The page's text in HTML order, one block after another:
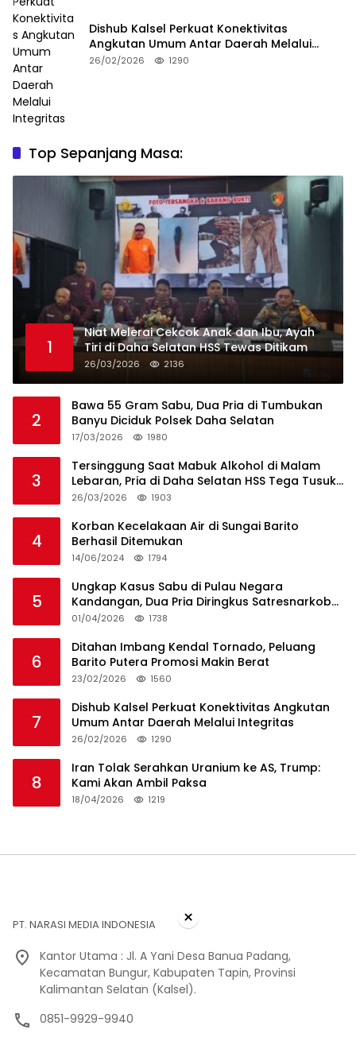
Dishub Kalsel Perkuat Konektivitas
Angkutan Umum Antar Daerah Melalui
Integritas
26/02/2026 1290
Top Sepanjang Masa:
1
Niat Melerai Cekcok Anak dan Ibu, Ayah
Tiri di Daha Selatan HSS Tewas Ditikam
26/03/2026 2136
2
Bawa 55 Gram Sabu, Dua Pria di Tumbukan
Banyu Diciduk Polsek Daha Selatan
17/03/2026 1980
3
Tersinggung Saat Mabuk Alkohol di Malam
Lebaran, Pria di Daha Selatan HSS Tega Tusuk
Teman Sendiri
26/03/2026 1903
4
Korban Kecelakaan Air di Sungai Barito
Berhasil Ditemukan
14/06/2024 1794
5
Ungkap Kasus Sabu di Pulau Negara
Kandangan, Dua Pria Diringkus Satresnarkoba
HSS
01/04/2026 1738
6
Ditahan Imbang Kendal Tornado, Peluang
Barito Putera Promosi Makin Berat
23/02/2026 1560
7
Dishub Kalsel Perkuat Konektivitas Angkutan
Umum Antar Daerah Melalui Integritas
26/02/2026 1290
8
Iran Tolak Serahkan Uranium ke AS, Trump:
Kami Akan Ambil Paksa
18/04/2026 1219
PT. NARASI MEDIA INDONESIA
Kantor Utama : Jl. A Yani Desa Banua Padang,
Kecamatan Bungur, Kabupaten Tapin, Provinsi
Kalimantan Selatan (Kalsel).
0851-9929-9940
×